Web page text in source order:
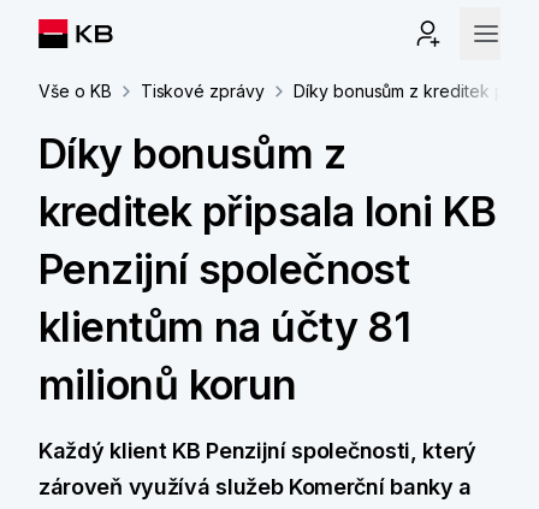
Vše o KB Tiskové zprávy Díky bonusům z kreditek
Díky bonusům z
kreditek připsala loni KB
Penzijní společnost
klientům na účty 81
milionů korun
Každý klient KB Penzijní společnosti, který
zároveň využívá služeb Komerční banky a